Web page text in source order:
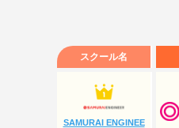
スクール名
SAMURAI ENGINEE